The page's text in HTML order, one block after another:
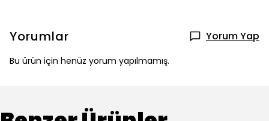
Yorumlar Yorum Yap
Bu ürün için henüz yorum yapılmamış.